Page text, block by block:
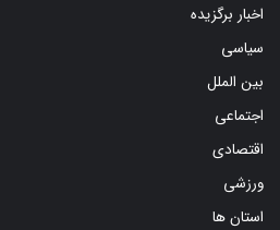
اخبار برگزیده
سیاسی
بین الملل
اجتماعی
اقتصادی
ورزشی
استان ها